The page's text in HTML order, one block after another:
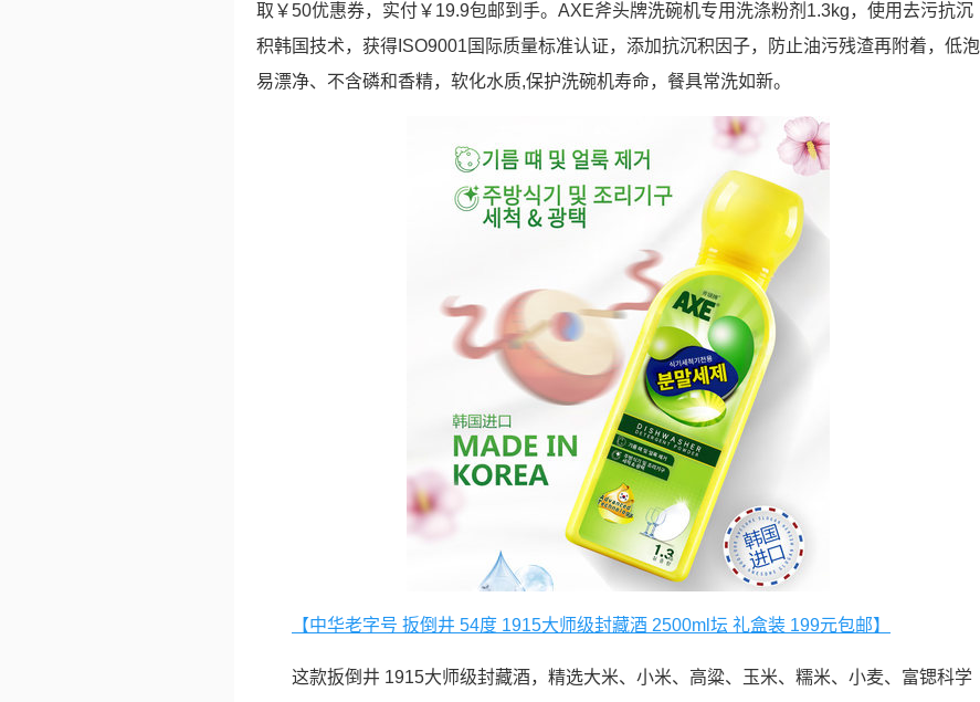
取￥50优惠券，实付￥19.9包邮到手。AXE斧头牌洗碗机专用洗涤粉剂1.3kg，使用去污抗沉
积韩国技术，获得ISO9001国际质量标准认证，添加抗沉积因子，防止油污残渣再附着，低泡
易漂净、不含磷和香精，软化水质,保护洗碗机寿命，餐具常洗如新。
【中华老字号 扳倒井 54度 1915大师级封藏酒 2500ml坛 礼盒装 199元包邮】
这款扳倒井 1915大师级封藏酒，精选大米、小米、高粱、玉米、糯米、小麦、富锶科学